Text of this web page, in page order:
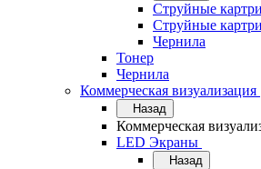
Струйные
Струйные
Чернила
Тонер
Чернила
Коммерческая визуализация
Назад
Коммерческая
LED Экраны
Назад